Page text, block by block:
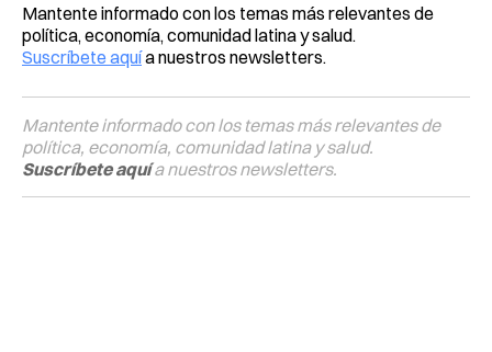
Mantente informado con los temas más relevantes de
política, economía, comunidad latina y salud.
Suscríbete aquía nuestros newsletters.
Mantente informado con los temas más relevantes de
política, economía, comunidad latina y salud.
Suscríbete aquía nuestros newsletters.